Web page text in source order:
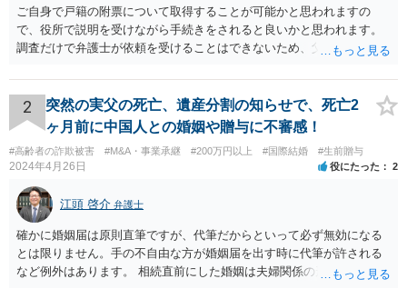
ご自身で戸籍の附票について取得することが可能かと思われますの
で、役所で説明を受けながら手続きをされると良いかと思われます。
調査だけで弁護士が依頼を受けることはできないため、父親に対して
ょう。
2
突然の実父の死亡、遺産分割の知らせで、死亡2
ヶ月前に中国人との婚姻や贈与に不審感！
#高齢者の詐欺被害 #M&A・事業承継 #200万円以上 #国際結婚 #生前贈与
2024年4月26日 役にたった 2
江頭 啓介 弁護士
確かに婚姻届は原則直筆ですが、代筆だからといって必ず無効になる
とは限りません。手の不自由な方が婚姻届を出す時に代筆が許される
など例外はあります。 相続直前にした婚姻は夫婦関係の形成を目的と